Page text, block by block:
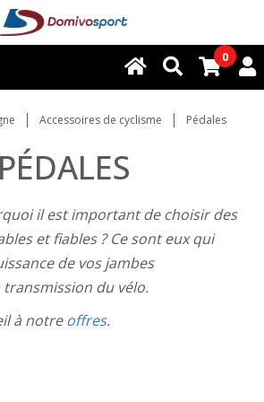
0
Accessoires de cyclisme Pédales
PÉDALES
il est important de choisir des
et fiables ? Ce sont eux qui
de vos jambes
du vélo.
à notreoffres.